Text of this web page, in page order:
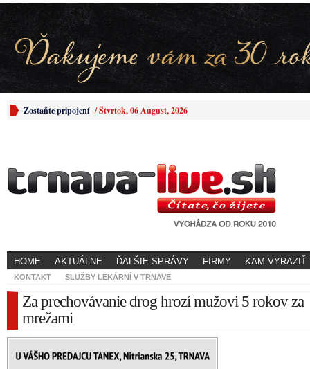
Zostaňte pripojení /Štvrtok, 06 August, 2026
HOME AKTUÁLNE ĎALŠIE SPRÁVY FIRMY KAM VYRAZIŤ
KONTAKT SLUŽBY LEKÁRNÍ V TRNAVE
Za prechovávanie drog hrozí mužovi 5 rokov za
mrežami